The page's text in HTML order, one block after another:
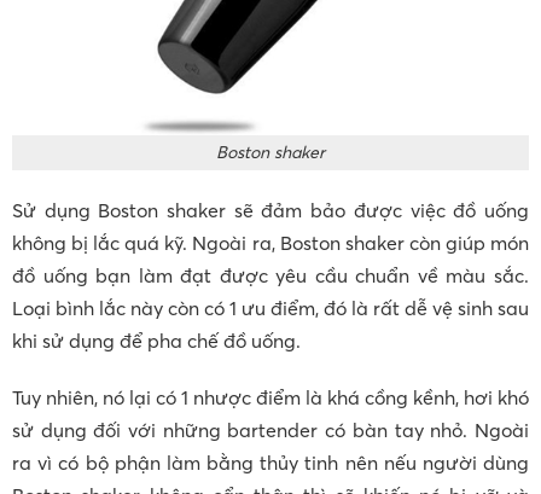
Boston shaker
Sử dụng Boston shaker sẽ đảm bảo được việc đồ uống
không bị lắc quá kỹ. Ngoài ra, Boston shaker còn giúp món
đồ uống bạn làm đạt được yêu cầu chuẩn về màu sắc.
Loại bình lắc này còn có 1 ưu điểm, đó là rất dễ vệ sinh sau
khi sử dụng để pha chế đồ uống.
Tuy nhiên, nó lại có 1 nhược điểm là khá cồng kềnh, hơi khó
sử dụng đối với những bartender có bàn tay nhỏ. Ngoài
ra vì có bộ phận làm bằng thủy tinh nên nếu người dùng